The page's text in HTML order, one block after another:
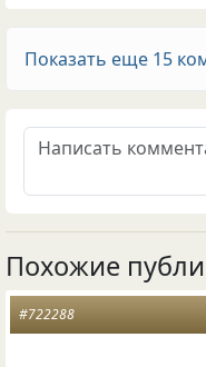
Показать еще 15
Похожие
#722288